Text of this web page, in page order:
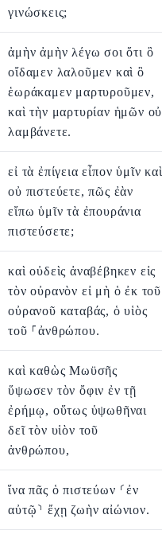
γινώσκεις;
ἀμὴν ἀμὴν λέγω σοι ὅτι ὃ
οἴδαμεν λαλοῦμεν καὶ ὃ
ἑωράκαμεν μαρτυροῦμεν,
καὶ τὴν μαρτυρίαν ἡμῶν οὐ
λαμβάνετε.
εἰ τὰ ἐπίγεια εἶπον ὑμῖν καὶ
οὐ πιστεύετε, πῶς ἐὰν
εἴπω ὑμῖν τὰ ἐπουράνια
πιστεύσετε;
καὶ οὐδεὶς ἀναβέβηκεν εἰς
τὸν οὐρανὸν εἰ μὴ ὁ ἐκ τοῦ
οὐρανοῦ καταβάς, ὁ υἱὸς
τοῦ ⸀ἀνθρώπου.
καὶ καθὼς Μωϋσῆς
ὕψωσεν τὸν ὄφιν ἐν τῇ
ἐρήμῳ, οὕτως ὑψωθῆναι
δεῖ τὸν υἱὸν τοῦ
ἀνθρώπου,
ἵνα πᾶς ὁ πιστεύων ⸂ἐν
αὐτῷ⸃ ἔχῃ ζωὴν αἰώνιον.